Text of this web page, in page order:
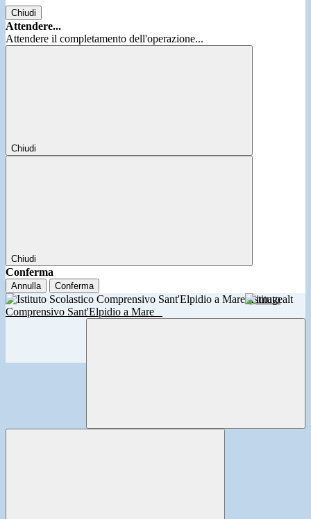
Chiudi
Attendere...
Attendere il completamento dell'operazione...
Chiudi
Chiudi
Conferma
Annulla Conferma
Istituto
Comprensivo Sant'Elpidio a Mare